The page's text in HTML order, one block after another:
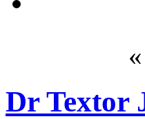
«
Dr Textor